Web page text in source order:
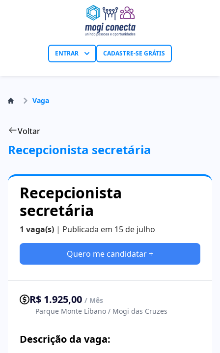
ENTRAR CADASTRE-SE GRÁTIS
Vaga
Voltar
Recepcionista secretária
Recepcionista
secretária
1 vaga(s) | Publicada em 15 de julho
Quero me candidatar +
R$ 1.925,00 / Mês
Parque Monte Líbano / Mogi das Cruzes
Descrição da vaga: